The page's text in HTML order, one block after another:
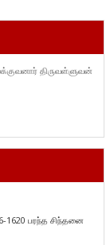
திருவள்ளுவன்
1620 பரந்த சிந்தனை